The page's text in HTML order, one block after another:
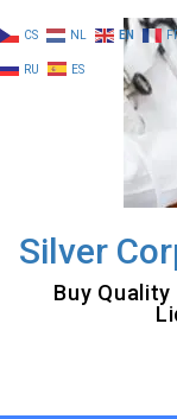
to
content
Silver
Buy
CS NL EN
RU ES